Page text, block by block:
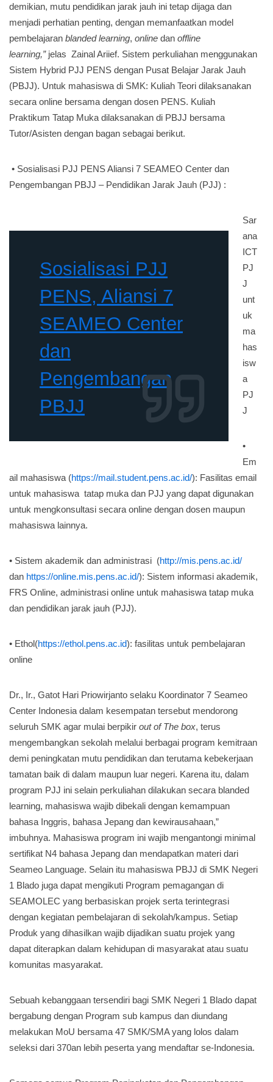
demikian, mutu pendidikan jarak jauh ini tetap dijaga dan
menjadi perhatian penting, dengan memanfaatkan model
pembelajaran blanded learning, online dan offline
learning,”jelas Zainal Ariief. Sistem perkuliahan menggunakan
Sistem Hybrid PJJ PENS dengan Pusat Belajar Jarak Jauh
(PBJJ). Untuk mahasiswa di SMK: Kuliah Teori dilaksanakan
secara online bersama dengan dosen PENS. Kuliah
Praktikum Tatap Muka dilaksanakan di PBJJ bersama
Tutor/Asisten dengan bagan sebagai berikut.
• Sosialisasi PJJ PENS Aliansi 7 SEAMEO Center dan
Pengembangan PBJJ – Pendidikan Jarak Jauh (PJJ) :
Sosialisasi PJJ
PENS, Aliansi 7
SEAMEO Center
dan
Pengembangan
PBJJ
Sar
ana
ICT
PJ
J
unt
uk
ma
has
isw
a
PJ
J
•
Em
ail mahasiswa (https://mail.student.pens.ac.id/): Fasilitas email
untuk mahasiswa tatap muka dan PJJ yang dapat digunakan
untuk mengkonsultasi secara online dengan dosen maupun
mahasiswa lainnya.
• Sistem akademik dan administrasi (http://mis.pens.ac.id/
dan https://online.mis.pens.ac.id/): Sistem informasi akademik,
FRS Online, administrasi online untuk mahasiswa tatap muka
dan pendidikan jarak jauh (PJJ).
• Ethol(https://ethol.pens.ac.id): fasilitas untuk pembelajaran
online
Dr., Ir., Gatot Hari Priowirjanto selaku Koordinator 7 Seameo
Center Indonesia dalam kesempatan tersebut mendorong
seluruh SMK agar mulai berpikir out of The box, terus
mengembangkan sekolah melalui berbagai program kemitraan
demi peningkatan mutu pendidikan dan terutama kebekerjaan
tamatan baik di dalam maupun luar negeri. Karena itu, dalam
program PJJ ini selain perkuliahan dilakukan secara blanded
learning, mahasiswa wajib dibekali dengan kemampuan
bahasa Inggris, bahasa Jepang dan kewirausahaan,”
imbuhnya. Mahasiswa program ini wajib mengantongi minimal
sertifikat N4 bahasa Jepang dan mendapatkan materi dari
Seameo Language. Selain itu mahasiswa PBJJ di SMK Negeri
1 Blado juga dapat mengikuti Program pemagangan di
SEAMOLEC yang berbasiskan projek serta terintegrasi
dengan kegiatan pembelajaran di sekolah/kampus. Setiap
Produk yang dihasilkan wajib dijadikan suatu projek yang
dapat diterapkan dalam kehidupan di masyarakat atau suatu
komunitas masyarakat.
Sebuah kebanggaan tersendiri bagi SMK Negeri 1 Blado dapat
bergabung dengan Program sub kampus dan diundang
melakukan MoU bersama 47 SMK/SMA yang lolos dalam
seleksi dari 370an lebih peserta yang mendaftar se-Indonesia.